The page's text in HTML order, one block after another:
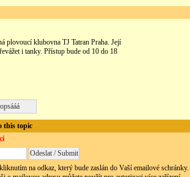
plovoucí klubovna TJ Tatran Praha. Její
i tanky. Přístup bude od 10 do 18
this topic
na odkaz, který bude zaslán do Vaší emailové schránky.